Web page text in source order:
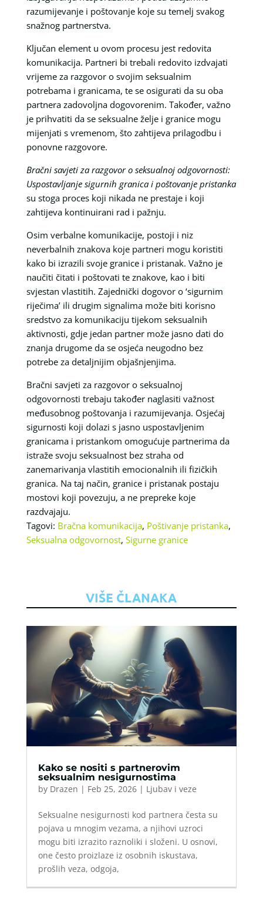
razumijevanje i poštovanje koje su temelj svakog
snažnog partnerstva.
Ključan element u ovom procesu jest redovita
komunikacija. Partneri bi trebali redovito izdvajati
vrijeme za razgovor o svojim seksualnim
potrebama i granicama, te se osigurati da su oba
partnera zadovoljna dogovorenim. Također, važno
je prihvatiti da se seksualne želje i granice mogu
mijenjati s vremenom, što zahtijeva prilagodbu i
ponovne razgovore.
Bračni savjeti za razgovor o seksualnoj odgovornosti:
Uspostavljanje sigurnih granica i poštovanje pristanka
su stoga proces koji nikada ne prestaje i koji
zahtijeva kontinuirani rad i pažnju.
Osim verbalne komunikacije, postoji i niz
neverbalnih znakova koje partneri mogu koristiti
kako bi izrazili svoje granice i pristanak. Važno je
naučiti čitati i poštovati te znakove, kao i biti
svjestan vlastitih. Zajednički dogovor o ‘sigurnim
riječima’ ili drugim signalima može biti korisno
sredstvo za komunikaciju tijekom seksualnih
aktivnosti, gdje jedan partner može jasno dati do
znanja drugome da se osjeća neugodno bez
potrebe za detaljnijim objašnjenjima.
Bračni savjeti za razgovor o seksualnoj
odgovornosti trebaju također naglasiti važnost
međusobnog poštovanja i razumijevanja. Osjećaj
sigurnosti koji dolazi s jasno uspostavljenim
granicama i pristankom omogućuje partnerima da
istraže svoju seksualnost bez straha od
zanemarivanja vlastitih emocionalnih ili fizičkih
granica. Na taj način, granice i pristanak postaju
mostovi koji povezuju, a ne prepreke koje
razdvajaju.
Tagovi: Bračna komunikacija, Poštivanje pristanka,
Seksualna odgovornost, Sigurne granice
VIŠE ČLANAKA
Kako se nositi s partnerovim
seksualnim nesigurnostima
by Drazen | Feb 25, 2026| Ljubav i veze
Seksualne nesigurnosti kod partnera česta su
pojava u mnogim vezama, a njihovi uzroci
mogu biti izrazito raznoliki i složeni. U osnovi,
one često proizlaze iz osobnih iskustava,
prošlih veza, odgoja,